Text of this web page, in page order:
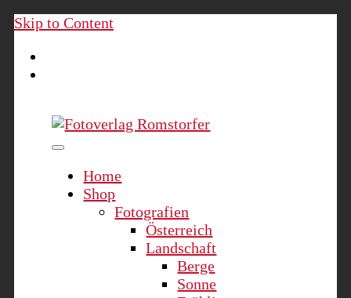
Skip to Content
Home
Shop
Fotografien
Österreich
Landschaft
Berge
Sonne